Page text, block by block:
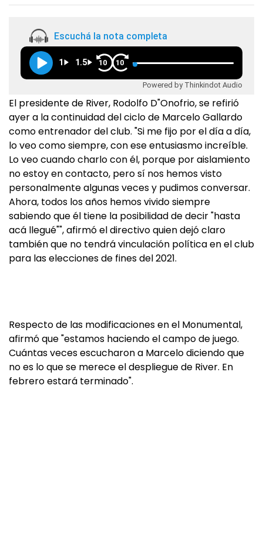
Escuchá la nota completa
1 1.5 10 10
Powered by Thinkindot Audio
El presidente de River, Rodolfo D"Onofrio, se refirió
ayer a la continuidad del ciclo de Marcelo Gallardo
como entrenador del club. "Si me fijo por el día a día,
lo veo como siempre, con ese entusiasmo increíble.
Lo veo cuando charlo con él, porque por aislamiento
no estoy en contacto, pero sí nos hemos visto
personalmente algunas veces y pudimos conversar.
Ahora, todos los años hemos vivido siempre
sabiendo que él tiene la posibilidad de decir "hasta
acá llegué"", afirmó el directivo quien dejó claro
también que no tendrá vinculación política en el club
para las elecciones de fines del 2021.
Respecto de las modificaciones en el Monumental,
afirmó que "estamos haciendo el campo de juego.
Cuántas veces escucharon a Marcelo diciendo que
no es lo que se merece el despliegue de River. En
febrero estará terminado".